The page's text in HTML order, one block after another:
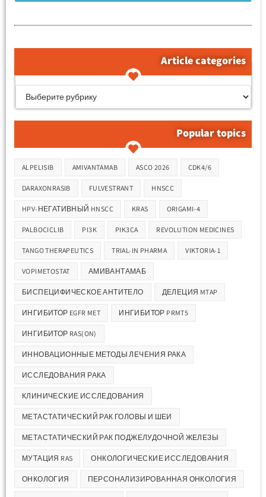
Article categories
Popular topics
ALPELISIB AMIVANTAMAB ASCO 2026 CDK4/6
DARAXONRASIB FULVESTRANT HNSCC
HPV-НЕГАТИВНЫЙ HNSCC KRAS ORIGAMI-4
PALBOCICLIB PI3K PIK3CA REVOLUTION MEDICINES
TANGO THERAPEUTICS TRIAL-IN PHARMA VIKTORIA-1
VOPIMETOSTAT АМИВАНТАМАБ
БИСПЕЦИФИЧЕСКОЕ АНТИТЕЛО ДЕЛЕЦИЯ MTAP
ИНГИБИТОР EGFR MET ИНГИБИТОР PRMT5
ИНГИБИТОР RAS(ON)
ИННОВАЦИОННЫЕ МЕТОДЫ ЛЕЧЕНИЯ РАКА
ИССЛЕДОВАНИЯ РАКА
КЛИНИЧЕСКИЕ ИССЛЕДОВАНИЯ
МЕТАСТАТИЧЕСКИЙ РАК ГОЛОВЫ И ШЕИ
МЕТАСТАТИЧЕСКИЙ РАК ПОДЖЕЛУДОЧНОЙ ЖЕЛЕЗЫ
МУТАЦИЯ RAS ОНКОЛОГИЧЕСКИЕ ИССЛЕДОВАНИЯ
ОНКОЛОГИЯ ПЕРСОНАЛИЗИРОВАННАЯ ОНКОЛОГИЯ